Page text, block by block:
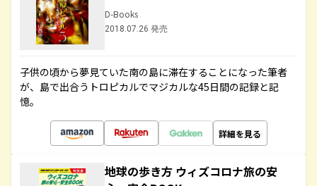
D-Books
2018.07.26 発売
子供の頃から夢見ていた南の島に滞在することになった筆者
が、島で出合うトロピカルでマジカルな45日間の記録と記
憶。
詳細を見る
地球の歩き方 ウィズコロナ旅の安